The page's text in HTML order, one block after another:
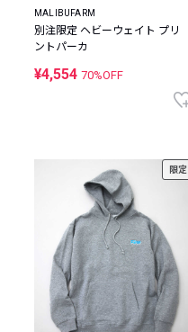
MALIBUFARM
別注限定 ヘビーウェイト プリ
ントパーカ
¥4,554 70%OFF
限定